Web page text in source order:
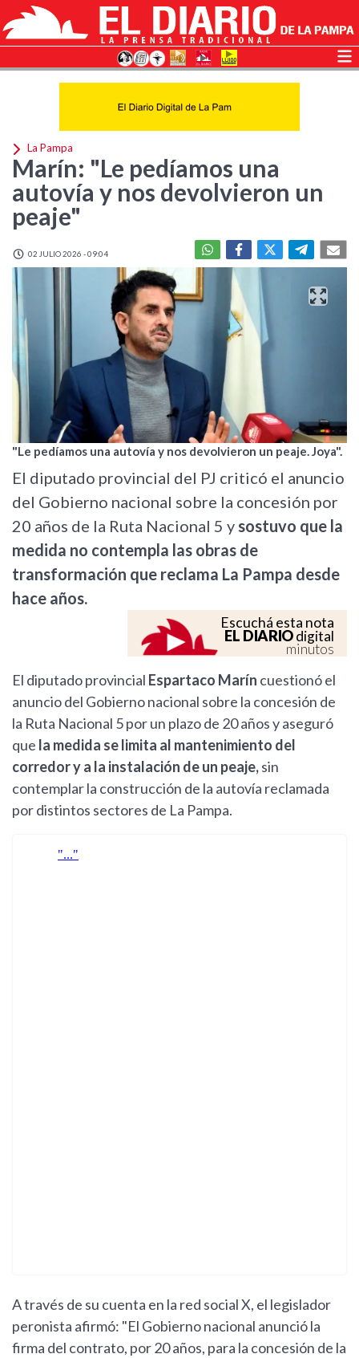
La Pampa
Marín: "Le pedíamos una
autovía y nos devolvieron un
peaje"
02 JULIO 2026 - 09:04
"Le pedíamos una autovía y nos devolvieron un peaje. Joya".
El diputado provincial del PJ criticó el anuncio
del Gobierno nacional sobre la concesión por
20 años de la Ruta Nacional 5 y sostuvo que la
medida no contempla las obras de
transformación que reclama La Pampa desde
hace años.
Escuchá esta nota
EL DIARIOdigital
minutos
El diputado provincial Espartaco Marín cuestionó el
anuncio del Gobierno nacional sobre la concesión de
la Ruta Nacional 5 por un plazo de 20 años y aseguró
que la medida se limita al mantenimiento del
corredor y a la instalación de un peaje,sin
contemplar la construcción de la autovía reclamada
por distintos sectores de La Pampa.
A través de su cuenta en la red social X, el legislador
peronista afirmó: "El Gobierno nacional anunció la
firma del contrato, por 20 años, para la concesión de la